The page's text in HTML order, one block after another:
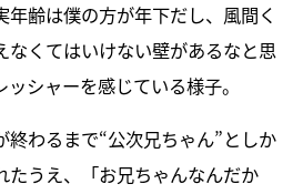
年齢は僕の方が年下だし、風間く
なくてはいけない壁があるなと思
シャーを感じている様子。
終わるまで“公次兄ちゃん”としか
たうえ、「お兄ちゃんなんだか